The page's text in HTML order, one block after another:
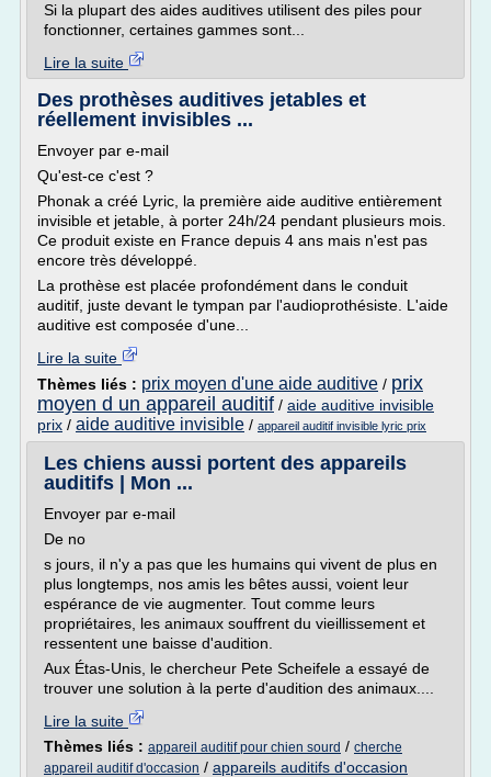
Si la plupart des aides auditives utilisent des piles pour
fonctionner, certaines gammes sont...
Lire la suite
Des prothèses auditives jetables et
réellement invisibles ...
Envoyer par e-mail
Qu'est-ce c'est ?
Phonak a créé Lyric, la première aide auditive entièrement
invisible et jetable, à porter 24h/24 pendant plusieurs mois.
Ce produit existe en France depuis 4 ans mais n'est pas
encore très développé.
La prothèse est placée profondément dans le conduit
auditif, juste devant le tympan par l'audioprothésiste. L'aide
auditive est composée d'une...
Lire la suite
Thèmes liés : prix moyen d'une aide auditive / prix
moyen d un appareil auditif / aide auditive invisible
prix / aide auditive invisible / appareil auditif invisible lyric prix
Les chiens aussi portent des appareils
auditifs | Mon ...
Envoyer par e-mail
De no
s jours, il n'y a pas que les humains qui vivent de plus en
plus longtemps, nos amis les bêtes aussi, voient leur
espérance de vie augmenter. Tout comme leurs
propriétaires, les animaux souffrent du vieillissement et
ressentent une baisse d'audition.
Aux Étas-Unis, le chercheur Pete Scheifele a essayé de
trouver une solution à la perte d'audition des animaux....
Lire la suite
Thèmes liés : appareil auditif pour chien sourd / cherche
appareil auditif d'occasion / appareils auditifs d'occasion